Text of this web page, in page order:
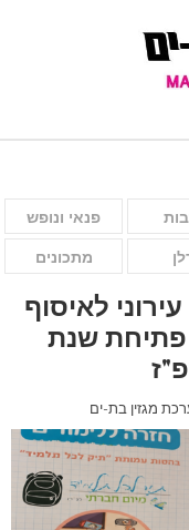
פנאי ונופש
מתכונים
לאיסוף
פתיחת שנת
מגזין בת-ים